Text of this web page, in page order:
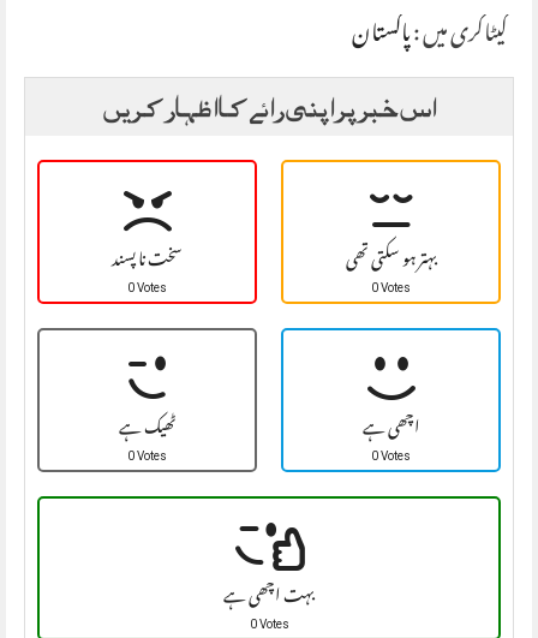
کیٹاگری میں :پاکستان
اس خبر پر اپنی رائے کا اظہار کریں
سخت نا پسند
0 Votes بہتر ہو سکتی تھی
0 Votes
ٹھیک ہے
0 Votes اچھی ہے
0 Votes
بہت اچھی ہے
0 Votes